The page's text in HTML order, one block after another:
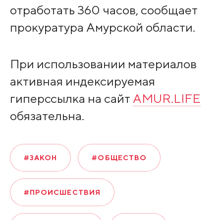
отработать 360 часов, сообщает
прокуратура Амурской области.
При использовании материалов
активная индексируемая
гиперссылка на сайт AMUR.LIFE
обязательна.
#ЗАКОН #ОБЩЕСТВО
#ПРОИСШЕСТВИЯ